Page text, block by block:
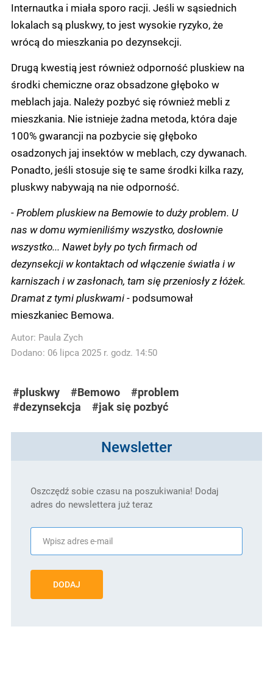
Internautka i miała sporo racji. Jeśli w sąsiednich
lokalach są pluskwy, to jest wysokie ryzyko, że
wrócą do mieszkania po dezynsekcji.
Drugą kwestią jest również odporność pluskiew na
środki chemiczne oraz obsadzone głęboko w
meblach jaja. Należy pozbyć się również mebli z
mieszkania. Nie istnieje żadna metoda, która daje
100% gwarancji na pozbycie się głęboko
osadzonych jaj insektów w meblach, czy dywanach.
Ponadto, jeśli stosuje się te same środki kilka razy,
pluskwy nabywają na nie odporność.
-Problem pluskiew na Bemowie to duży problem. U
nas w domu wymieniliśmy wszystko, dosłownie
wszystko... Nawet były po tych firmach od
dezynsekcji w kontaktach od włączenie światła i w
karniszach i w zasłonach, tam się przeniosły z łóżek.
Dramat z tymi pluskwami- podsumował
mieszkaniec Bemowa.
Autor: Paula Zych
Dodano: 06 lipca 2025 r. godz. 14:50
#pluskwy #Bemowo
#problem
#dezynsekcja
#jak się pozbyć
Newsletter
Oszczędź sobie czasu na poszukiwania! Dodaj
adres do newslettera już teraz
DODAJ